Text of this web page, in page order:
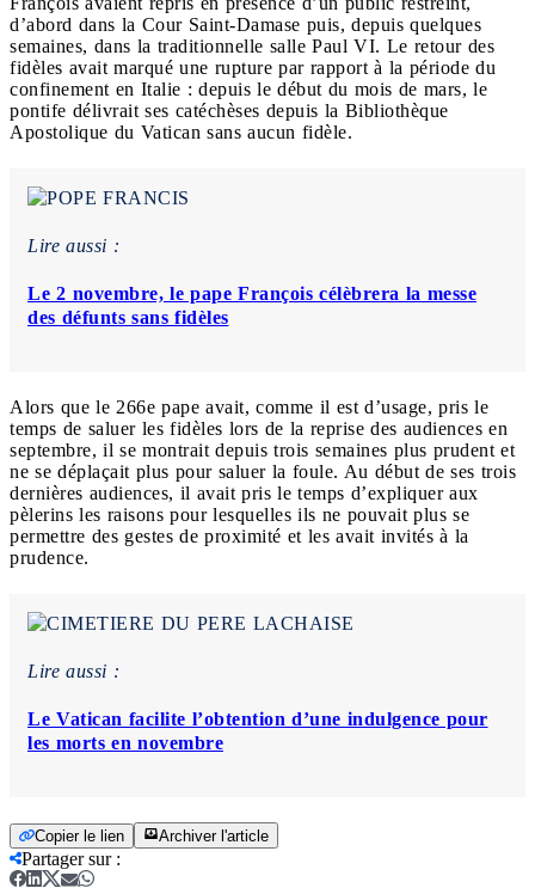
d’abord dans la Cour Saint-Damase puis, depuis quelques
semaines, dans la traditionnelle salle Paul VI. Le retour des
fidèles avait marqué une rupture par rapport à la période du
confinement en Italie : depuis le début du mois de mars, le
pontife délivrait ses catéchèses depuis la Bibliothèque
Apostolique du Vatican sans aucun fidèle.
Lire aussi :
Le 2 novembre, le pape François célèbrera la messe
des défunts sans fidèles
Alors que le 266e pape avait, comme il est d’usage, pris le
temps de saluer les fidèles lors de la reprise des audiences en
septembre, il se montrait depuis trois semaines plus prudent et
ne se déplaçait plus pour saluer la foule. Au début de ses trois
dernières audiences, il avait pris le temps d’expliquer aux
pèlerins les raisons pour lesquelles ils ne pouvait plus se
permettre des gestes de proximité et les avait invités à la
prudence.
Lire aussi :
Le Vatican facilite l’obtention d’une indulgence pour
les morts en novembre
Copier le lien Archiver l'article
Partager sur: